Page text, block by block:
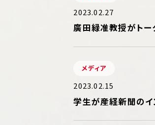
2023.02.27
廣田緑准教授がトー
メディア
2023.02.15
学生が産経新聞のイ